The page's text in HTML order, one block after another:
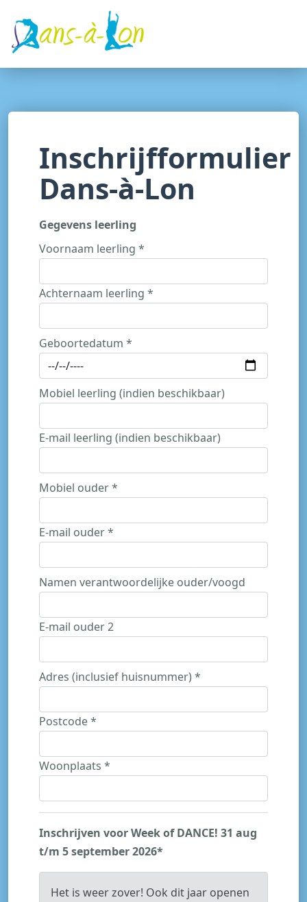
Inschrijfformulier
Dans-à-Lon
Gegevens leerling
Voornaam leerling *
Achternaam leerling *
Geboortedatum *
Mobiel leerling (indien beschikbaar)
E-mail leerling (indien beschikbaar)
Mobiel ouder *
E-mail ouder *
Namen verantwoordelijke ouder/voogd
E-mail ouder 2
Adres (inclusief huisnummer) *
Postcode *
Woonplaats *
Inschrijven voor Week of DANCE! 31 aug
t/m 5 september 2026*
Het is weer zover! Ook dit jaar openen